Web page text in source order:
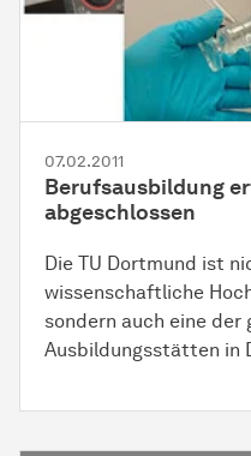
07.02.2011
Berufsausbildung
abgeschlossen
Die TU Dortmund ist
wissenschaftliche
sondern auch eine der
Ausbildungsstätten in